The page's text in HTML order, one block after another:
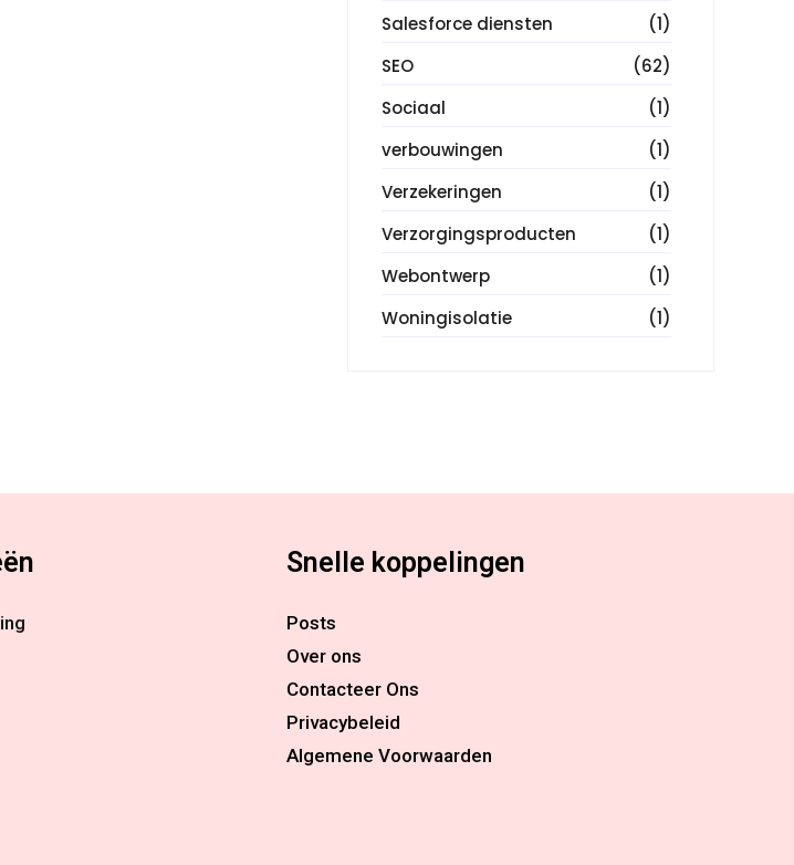
Salesforce diensten
(1)
SEO
(62)
Sociaal
(1)
verbouwingen
(1)
Verzekeringen
(1)
Verzorgingsproducten
(1)
Webontwerp
(1)
Woningisolatie
(1)
Snelle koppelingen
Posts
Over ons
Contacteer Ons
Privacybeleid
Algemene Voorwaarden